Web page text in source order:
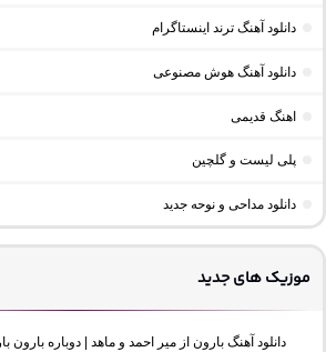
دانلود آهنگ ترند اینستاگرام
دانلود آهنگ هوش مصنوعی
اهنگ قدیمی
پلی لیست و گلچین
دانلود مداحی و نوحه جدید
موزیک های جدید
دانلود آهنگ بارون از میر احمد و ماهد | دوباره بارون